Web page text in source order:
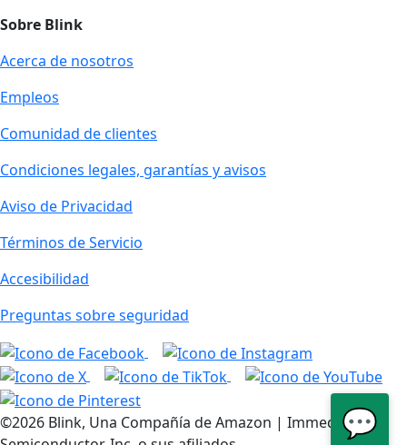
Sobre Blink
Acerca de nosotros
Empleos
Comunidad de clientes
Condiciones legales, garantías y avisos
Aviso de Privacidad
Términos de Servicio
Accesibilidad
Preguntas sobre seguridad
©2026 Blink, Una Compañía de Amazon | Immedia💬